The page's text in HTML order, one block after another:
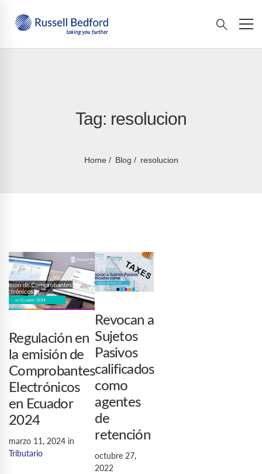
Tag: resolucion
Home Blog resolucion
Regulación en
la emisión de
Comprobantes
Electrónicos
en Ecuador
2024
marzo 11, 2024 in
Tributario
Revocan a
Sujetos
Pasivos
calificados
como
agentes
de
retención
octubre 27,
2022